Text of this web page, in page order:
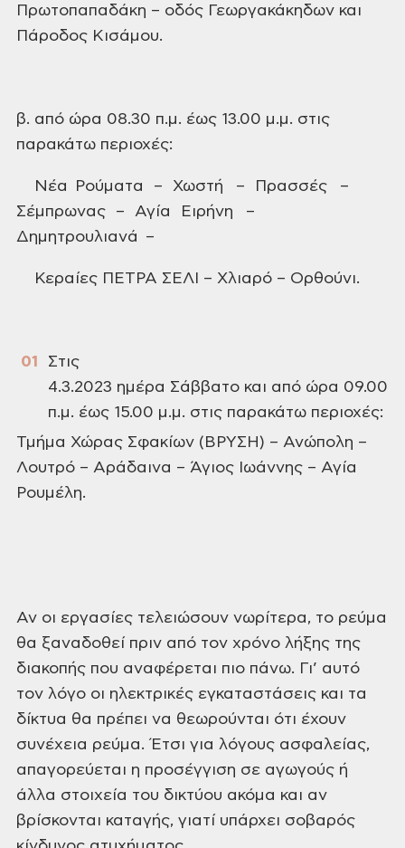
Πρωτοπαπαδάκη – οδός Γεωργακάκηδων και
Πάροδος Κισάμου.
β. από ώρα 08.30 π.μ. έως 13.00 μ.μ. στις
παρακάτω περιοχές:
Νέα Ρούματα – Χωστή – Πρασσές
–
Σέμπρωνας –
Αγία Ειρήνη –
Δημητρουλιανά –
Κεραίες ΠΕΤΡΑ ΣΕΛΙ – Χλιαρό – Ορθούνι.
Στις
4.3.2023 ημέρα Σάββατο και από ώρα 09.00
π.μ. έως 15.00 μ.μ. στις παρακάτω περιοχές:
Τμήμα Χώρας Σφακίων (ΒΡΥΣΗ) – Ανώπολη –
Λουτρό – Αράδαινα – Άγιος Ιωάννης – Αγία
Ρουμέλη.
Αν οι εργασίες τελειώσουν νωρίτερα, το ρεύμα
θα ξαναδοθεί πριν από τον χρόνο λήξης της
διακοπής που αναφέρεται πιο πάνω. Γι’ αυτό
τον λόγο οι ηλεκτρικές εγκαταστάσεις και τα
δίκτυα θα πρέπει να θεωρούνται ότι έχουν
συνέχεια ρεύμα. Έτσι για λόγους ασφαλείας,
απαγορεύεται η προσέγγιση σε αγωγούς ή
άλλα στοιχεία του δικτύου ακόμα και αν
βρίσκονται καταγής, γιατί υπάρχει σοβαρός